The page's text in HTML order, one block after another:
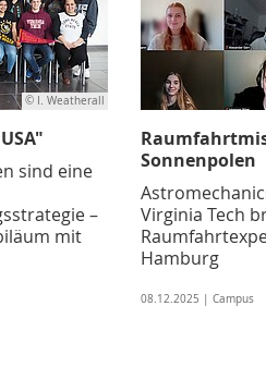
© I. Weatherall
sind eine
–
mit
Sonnenpolen
Virginia Tech
Hamburg
08.12.2025 | Campus